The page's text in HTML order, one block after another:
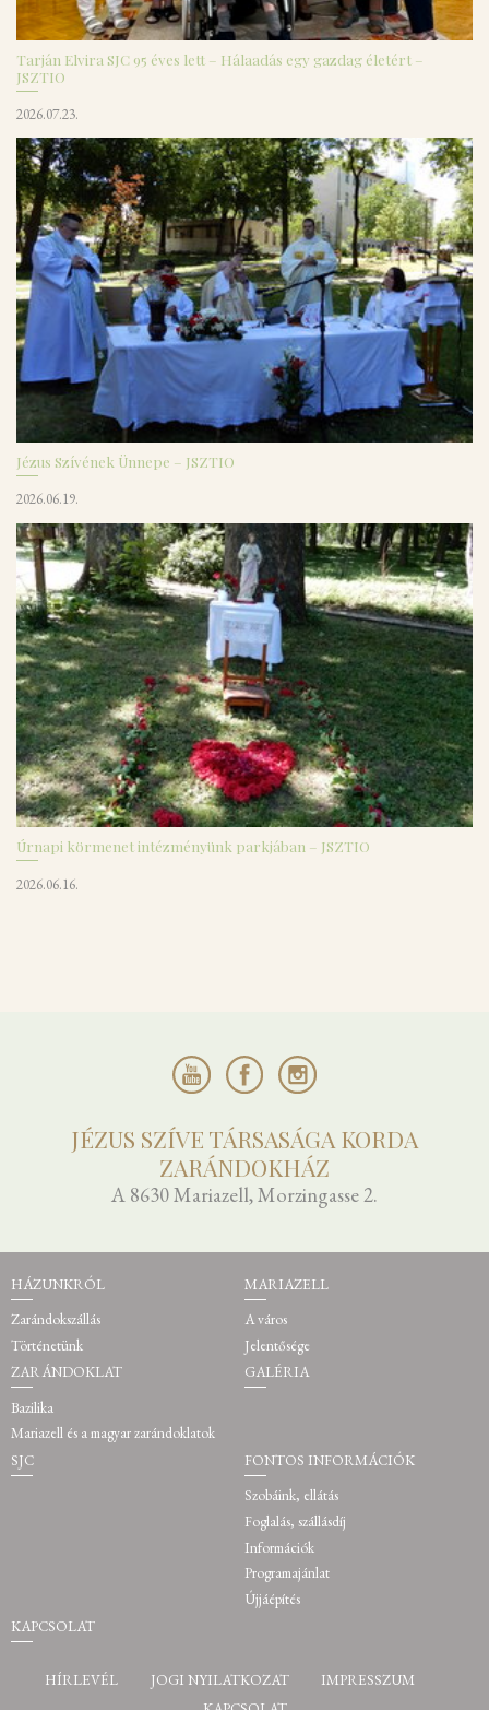
Tarján Elvira SJC 95 éves lett – Hálaadás egy gazdag életért –
JSZTIO
2026.07.23.
Jézus Szívének Ünnepe – JSZTIO
2026.06.19.
Úrnapi körmenet intézményünk parkjában – JSZTIO
2026.06.16.
JÉZUS SZÍVE TÁRSASÁGA KORDA
ZARÁNDOKHÁZ
A 8630 Mariazell, Morzingasse 2.
HÁZUNKRÓL
Zarándokszállás
Történetünk
MARIAZELL
A város
Jelentősége
ZARÁNDOKLAT
Bazilika
Mariazell és a magyar zarándoklatok
GALÉRIA
SJC
FONTOS INFORMÁCIÓK
Szobáink, ellátás
Foglalás, szállásdíj
Információk
Programajánlat
Újjáépítés
KAPCSOLAT
HÍRLEVÉL JOGI NYILATKOZAT
IMPRESSZUM